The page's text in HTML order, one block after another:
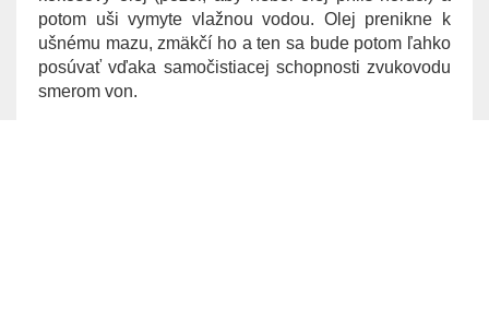
potom uši vymyte vlažnou vodou. Olej prenikne k
ušnému mazu, zmäkčí ho a ten sa bude potom ľahko
posúvať vďaka samočistiacej schopnosti zvukovodu
smerom von.